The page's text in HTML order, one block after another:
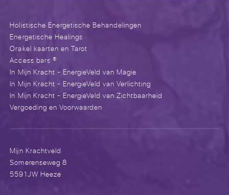
Holistische Energetische Behandelingen
Energetische Healings
Orakel kaarten en Tarot
Access bars ®
In Mijn Kracht - EnergieVeld van Magie
In Mijn Kracht - EnergieVeld van Verlichting
In Mijn Kracht - EnergieVeld van Zichtbaarheid
Vergoeding en Voorwaarden
Mijn Krachtveld
Somerenseweg 8
5591JW Heeze